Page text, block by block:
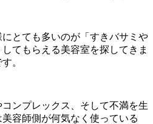
とても多いのが「すきバサミや
てもらえる美容室を探してきま
。
ンプレックス、そして不満を生
容師側が何気なく使っている